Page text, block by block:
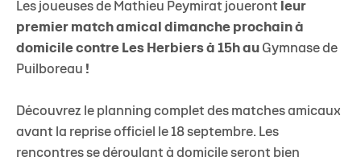
Les joueuses de Mathieu Peymirat joueront leur
premier match amical dimanche prochain à
domicile contre Les Herbiers à 15h au Gymnase de
Puilboreau !
Découvrez le planning complet des matches amicaux
avant la reprise officiel le 18 septembre. Les
rencontres se déroulant à domicile seront bien